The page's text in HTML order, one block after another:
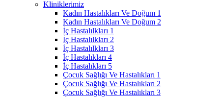
Kliniklerimiz
Kadın Hastalıkları Ve Doğum 1
Kadın Hastalıkları Ve Doğum 2
İç Hastalılkları 1
İç Hastalılkları 2
İç Hastalılkları 3
İç Hastalıkları 4
İç Hastalıkları 5
Çocuk Sağlığı Ve Hastalıkları 1
Çocuk Sağlığı Ve Hastalıkları 2
Çocuk Sağlığı Ve Hastalıkları 3